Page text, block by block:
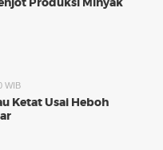
WIB
Ketat Usai Heboh